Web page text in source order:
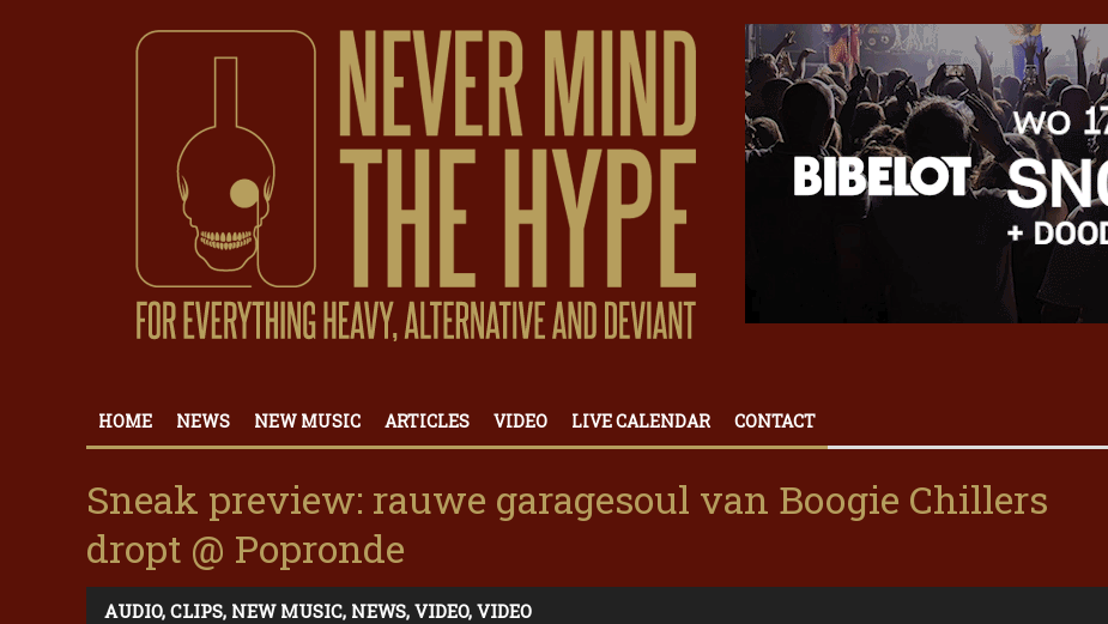
HOME NEWS NEW MUSIC ARTICLES VIDEO LIVE CALENDAR CONTACT
Sneak preview: rauwe garagesoul van Boogie Chillers
dropt @ Popronde
AUDIO, CLIPS, NEW MUSIC, NEWS, VIDEO, VIDEO